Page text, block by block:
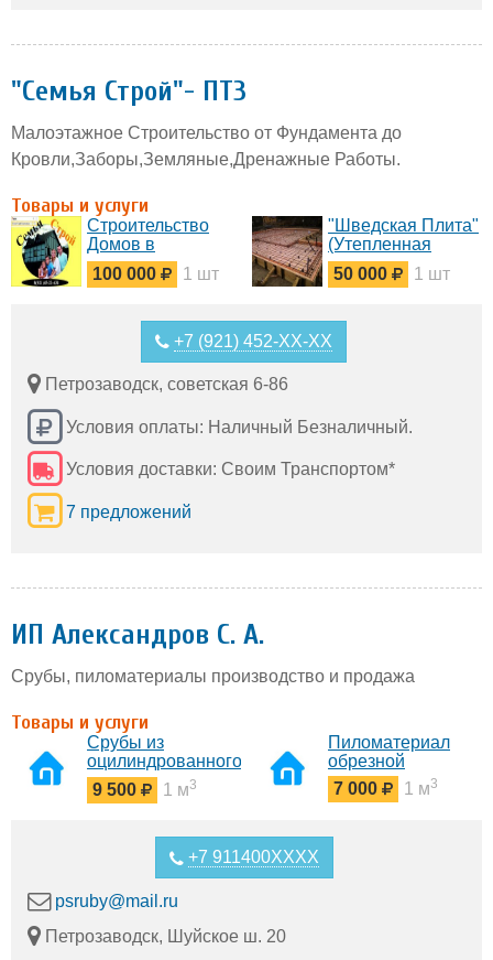
"Семья Строй"- ПТЗ
Малоэтажное Строительство от Фундамента до
Кровли,Заборы,Земляные,Дренажные Работы.
Товары и услуги
Строительство
Домов в
Петрозаводске.
100 000 1 шт
"Шведская Плита"
(Утепленная
Плита с
Обогревом,
Плита)
50 000 1 шт
+7 (921) 452-XX-XX
Петрозаводск, советская 6-86
Условия оплаты: Наличный Безналичный.
Условия доставки: Своим Транспортом*
7 предложений
ИП Александров С. А.
Срубы, пиломатериалы производство и продажа
Товары и услуги
Срубы из
оцилиндрованного
бревна
9 500 1 м3
Пиломатериал
обрезной
7 000
1 м3
+7 911400XXXX
psruby@mail.ru
Петрозаводск, Шуйское ш. 20